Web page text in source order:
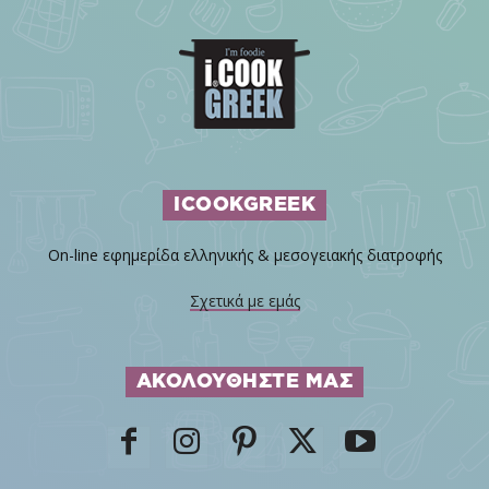
ICOOKGREEK
On-line εφημερίδα ελληνικής & μεσογειακής διατροφής
Σχετικά με εμάς
ΑΚΟΛΟΥΘΗΣΤΕ ΜΑΣ